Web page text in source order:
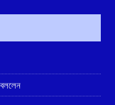
বললেন